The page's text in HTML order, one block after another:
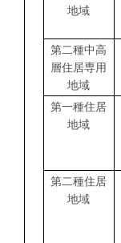
地域
第二種中高
層住居専用
地域
第一種住居
地域
第二種住居
地域